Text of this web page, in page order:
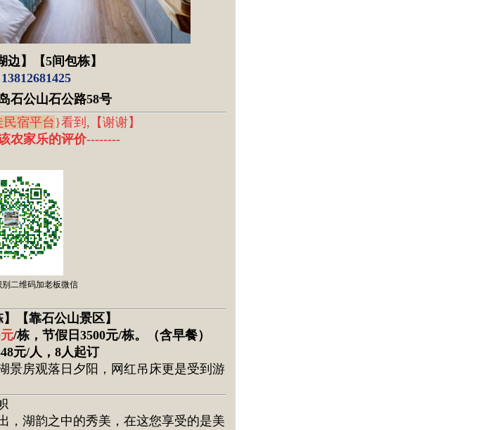
】【5间包栋】
13812681425
石公山石公路58号
民宿平台}看到, 【谢谢】
农家乐的评价--------
二维码加老板微信
【靠石公山景区】
/栋，节假日3500元/栋。（含早餐）
元/人，8人起订
景房观落日夕阳， 网红吊床更是受到游
，湖韵之中的秀美，在这您享受的是美